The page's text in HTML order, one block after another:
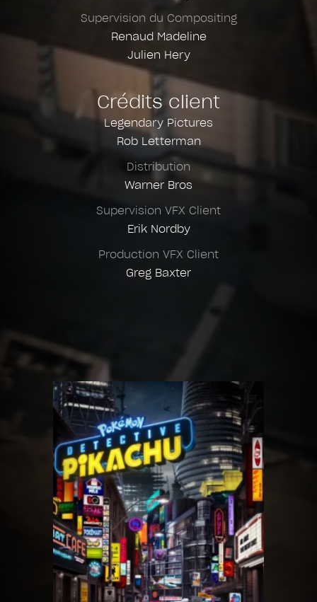
Supervision du Compositing
Renaud Madeline
Julien Hery
Crédits client
Legendary Pictures
Rob Letterman
Distribution
Warner Bros
Supervision VFX Client
Erik Nordby
Production VFX Client
Greg Baxter